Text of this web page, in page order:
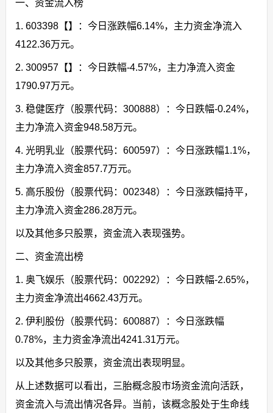
一、资金流入榜
1. 603398【】：今日涨跌幅6.14%，主力资金净流入
4122.36万元。
2. 300957【】：今日跌幅-4.57%，主力净流入资金
1790.97万元。
3. 稳健医疗（股票代码：300888）：今日跌幅-0.24%，
主力净流入资金948.58万元。
4. 光明乳业（股票代码：600597）：今日涨跌幅1.1%，
主力净流入资金857.7万元。
5. 高乐股份（股票代码：002348）：今日涨跌幅持平，
主力净流入资金286.28万元。
以及其他多只股票，资金流入表现强势。
二、资金流出榜
1. 奥飞娱乐（股票代码：002292）：今日跌幅-2.65%，
主力资金净流出4662.43万元。
2. 伊利股份（股票代码：600887）：今日涨跌幅
0.78%，主力资金净流出4241.31万元。
以及其他多只股票，资金流出表现明显。
从上述数据可以看出，三胎概念股市场资金流向活跃，
资金流入与流出情况各异。当前，该概念股处于生命线